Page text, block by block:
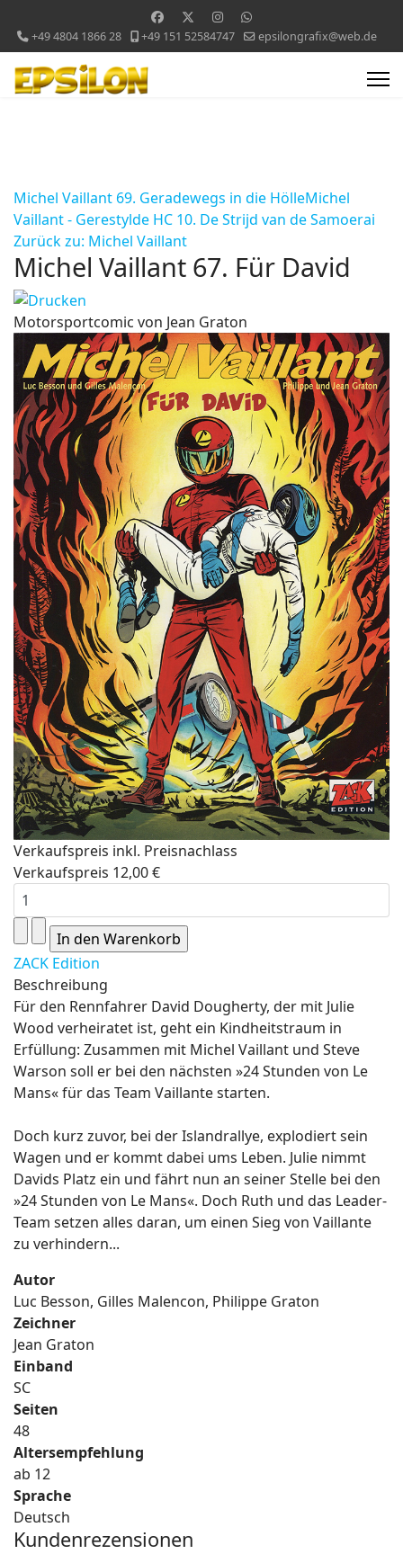
+49 4804 1866 28 +49 151 52584747 epsilongrafix@web.de
Michel Vaillant 69. Geradewegs in die HölleMichel
Vaillant - Gerestylde HC 10. De Strijd van de Samoerai
Zurück zu: Michel Vaillant
Michel Vaillant 67. Für David
Motorsportcomic von Jean Graton
Verkaufspreis inkl. Preisnachlass
Verkaufspreis 12,00 €
ZACK Edition
Beschreibung
Für den Rennfahrer David Dougherty, der mit Julie
Wood verheiratet ist, geht ein Kindheitstraum in
Erfüllung: Zusammen mit Michel Vaillant und Steve
Warson soll er bei den nächsten »24 Stunden von Le
Mans« für das Team Vaillante starten.
Doch kurz zuvor, bei der Islandrallye, explodiert sein
Wagen und er kommt dabei ums Leben. Julie nimmt
Davids Platz ein und fährt nun an seiner Stelle bei den
»24 Stunden von Le Mans«. Doch Ruth und das Leader-
Team setzen alles daran, um einen Sieg von Vaillante
zu verhindern...
Autor
Luc Besson, Gilles Malencon, Philippe Graton
Zeichner
Jean Graton
Einband
SC
Seiten
48
Altersempfehlung
ab 12
Sprache
Deutsch
Kundenrezensionen